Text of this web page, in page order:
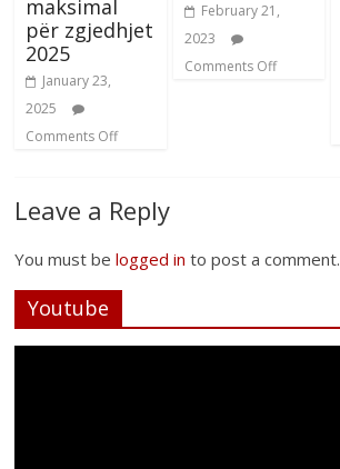
maksimal
për zgjedhjet
2025
January 23,
2025
Comments Off
February 21,
2023
Comments Off
Leave a Reply
You must belogged in to post a comment.
Youtube